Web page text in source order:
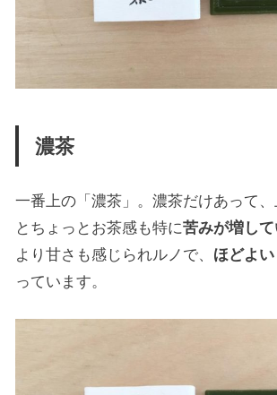
濃茶
一番上の「濃茶」。濃茶だけあって
とちょっとお茶感も特に苦みが増して
より甘さも感じられルノで、 ほどよ
っています。